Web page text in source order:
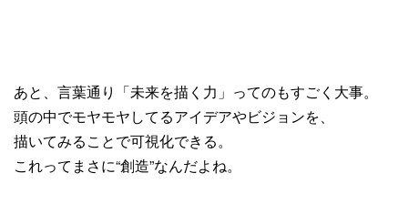
あと、言葉通り「未来を描く力」ってのもすごく大事。
頭の中でモヤモヤしてるアイデアやビジョンを、
描いてみることで可視化できる。
これってまさに“創造”なんだよね。